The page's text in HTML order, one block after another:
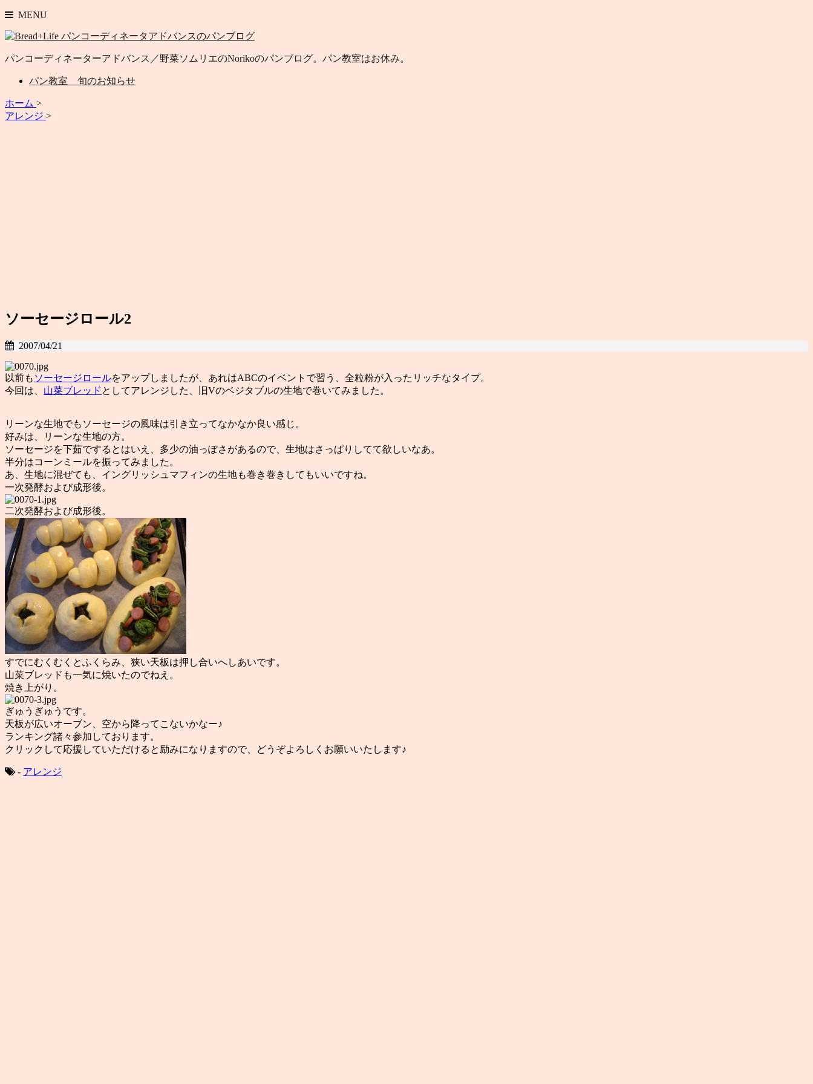
MENU
パンコーディネーターアドバンス／野菜ソムリエのNorikoのパンブログ。パン教室はお休み。
パン教室 旬のお知らせ
ホーム >
アレンジ >
ソーセージロール2
2007/04/21
以前も ソーセージロールをアップしましたが、あれはABCのイベントで習う、全粒粉が入ったリッチなタイプ。
今回は、 山菜ブレッド としてアレンジした、旧Vのベジタブルの生地で巻いてみました。
リーンな生地でもソーセージの風味は引き立ってなかなか良い感じ。
好みは、リーンな生地の方。
ソーセージを下茹でするとはいえ、多少の油っぽさがあるので、生地はさっぱりしてて欲しいなあ。
半分はコーンミールを振ってみました。
あ、生地に混ぜても、イングリッシュマフィンの生地も巻き巻きしてもいいですね。
一次発酵および成形後。
二次発酵および成形後。
すでにむくむくとふくらみ、狭い天板は押し合いへしあいです。
山菜ブレッドも一気に焼いたのでねえ。
焼き上がり。
ぎゅうぎゅうです。
天板が広いオーブン、空から降ってこないかなー♪
ランキング諸々参加しております。
クリックして応援していただけると励みになりますので、どうぞよろしくお願いいたします♪
- アレンジ